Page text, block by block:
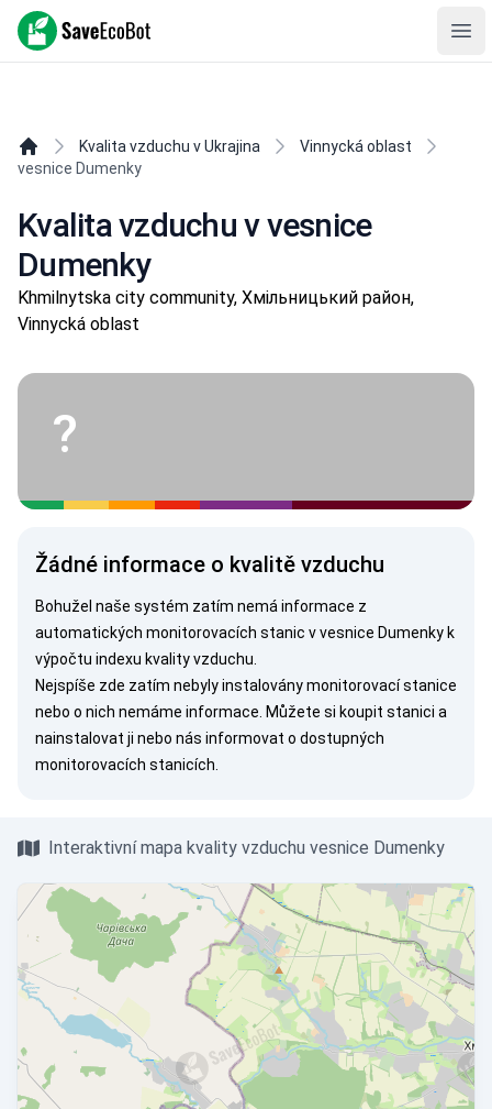
SaveEcoBot
Kvalita vzduchu v Ukrajina
Vinnycká oblast
vesnice Dumenky
Kvalita vzduchu v vesnice
Dumenky
Khmilnytska city community, Хмільницький район,
Vinnycká oblast
?
Žádné informace o kvalitě vzduchu
Bohužel naše systém zatím nemá informace z
automatických monitorovacích stanic v vesnice Dumenky k
výpočtu indexu kvality vzduchu.
Nejspíše zde zatím nebyly instalovány monitorovací stanice
nebo o nich nemáme informace. Můžete si koupit stanici a
nainstalovat ji nebo nás informovat o dostupných
monitorovacích stanicích.
Interaktivní mapa kvality vzduchu vesnice Dumenky